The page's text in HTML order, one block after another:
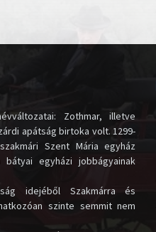
Zothmar, illetve
apátság birtoka volt. 1299-
Szent Mária egyház
egyházi jobbágyainak
idejéből Szakmárra és
szinte semmit nem